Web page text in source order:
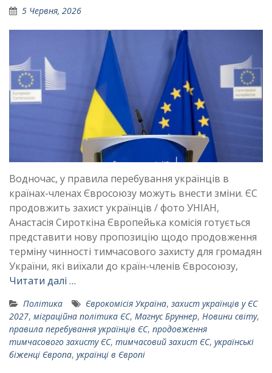
5 Червня, 2026
Водночас, у правила перебування українців в
країнах-членах Євросоюзу можуть внести зміни. ЄС
продовжить захист українців / фото УНІАН,
Анастасія Сироткіна Європейька комісія готується
представити нову пропозицію щодо продовження
терміну чинності тимчасового захисту для громадян
України, які виїхали до країн-членів Євросоюзу,
Читати далі …
Політика Єврокомісія Україна, захист українців у ЄС
2027, міграційна політика ЄС, Магнус Бруннер, Новини світу,
правила перебування українців ЄС, продовження
тимчасового захисту ЄС, тимчасовий захист ЄС, українські
біженці Європа, українці в Європі